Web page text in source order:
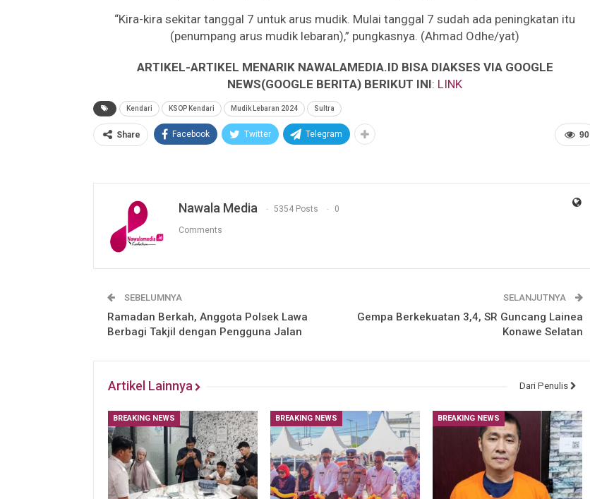
“Kira-kira sekitar tanggal 7 untuk arus mudik. Mulai tanggal 7 sudah ada peningkatan itu
(penumpang arus mudik lebaran),” pungkasnya. (Ahmad Odhe/yat)
ARTIKEL-ARTIKEL MENARIK NAWALAMEDIA.ID BISA DIAKSES VIA GOOGLE
NEWS(GOOGLE BERITA) BERIKUT INI: LINK
Kendari KSOP Kendari Mudik Lebaran 2024 Sultra
90
Share Facebook Twitter Telegram
Nawala Media 5354 Posts 0
Comments
SEBELUMNYA
Ramadan Berkah, Anggota Polsek Lawa
Berbagi Takjil dengan Pengguna Jalan
SELANJUTNYA
Gempa Berkekuatan 3,4, SR Guncang Lainea
Konawe Selatan
Artikel Lainnya Dari Penulis
BREAKING NEWS BREAKING NEWS BREAKING NEWS